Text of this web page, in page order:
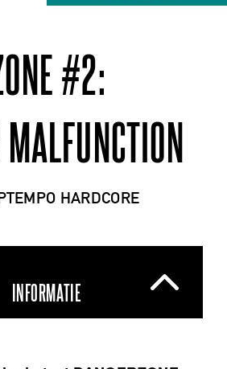
#2:
MALFUNCTION
HARDCORE
INFORMATIE